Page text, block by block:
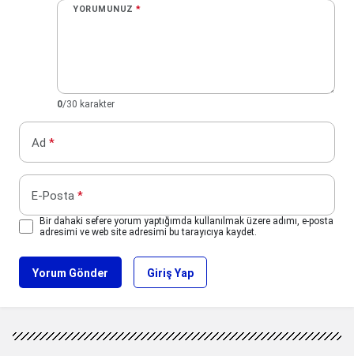
YORUMUNUZ *
0/30 karakter
Ad *
E-Posta *
Bir dahaki sefere yorum yaptığımda kullanılmak üzere adımı, e-posta
adresimi ve web site adresimi bu tarayıcıya kaydet.
Yorum Gönder Giriş Yap